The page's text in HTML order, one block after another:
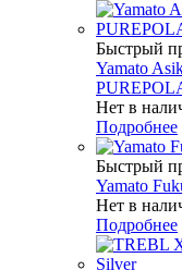
Быстрый
Yamato
Нет в
Подробнее
Быстрый
Yamato
Нет в
Подробнее